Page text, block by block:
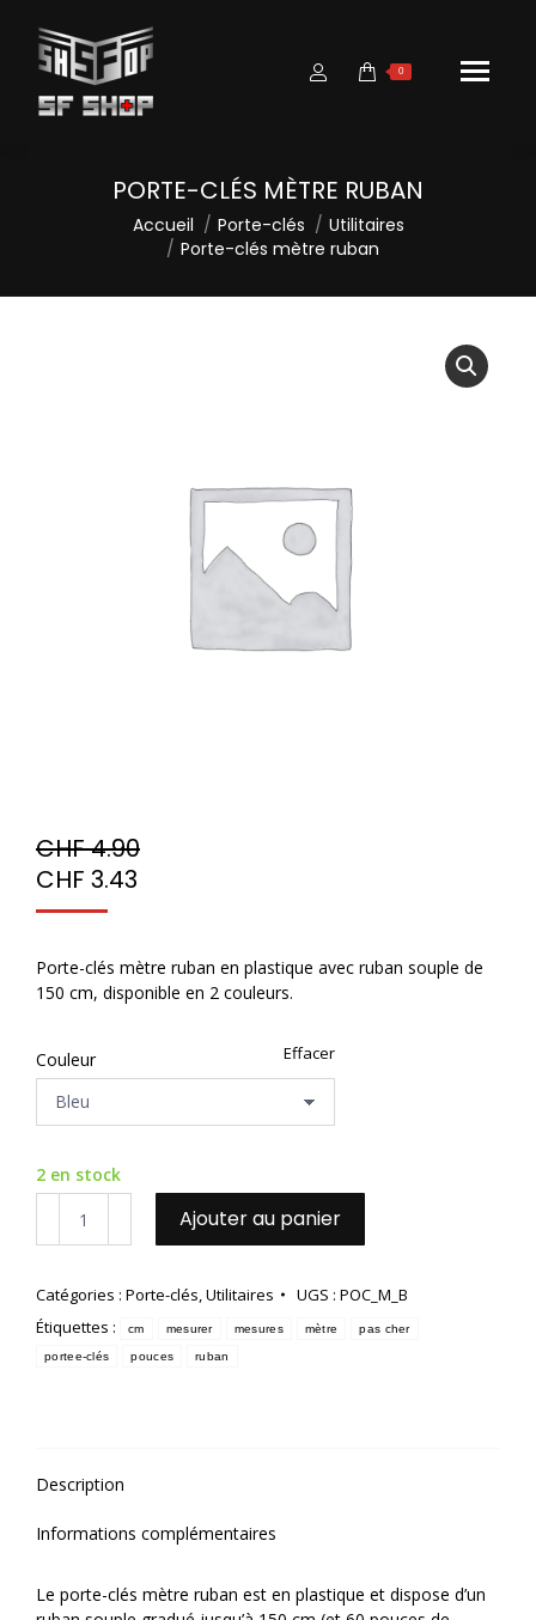
0
PORTE-CLÉS MÈTRE RUBAN
Vous êtes ici :Accueil Porte-clés
Utilitaires
Porte-clés mètre ruban
CHF4.90
CHF 3.43
Porte-clés mètre ruban en plastique avec ruban souple de
150 cm, disponible en 2 couleurs.
Couleur Effacer
2 en stock
mètre
ruban
Ajouter au panier
Catégories : Porte-clés,Utilitaires UGS : POC_M_B
Étiquettes :
cm mesurer mesures mètre pas cher
portee-clés pouces ruban
Description
Informations complémentaires
Le porte-clés mètre ruban est en plastique et dispose d’un